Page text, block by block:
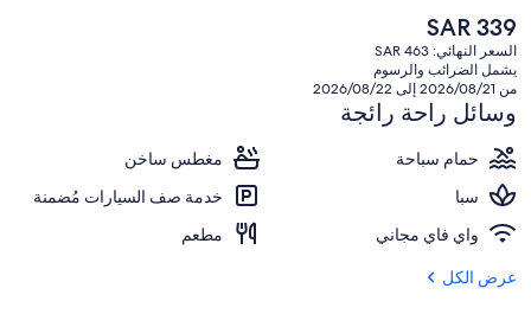
السعر
الحالي
هو
SAR
339
SAR 339
السعر النهائي: SAR 463
يشمل الضرائب والرسوم
من 2026/08/21 إلى 2026/08/22
وسائل راحة رائجة
حمام سباحة
مغطس ساخن
سبا
خدمة صف السيارات مُضمنة
واي فاي مجاني
مطعم
عرض الكل